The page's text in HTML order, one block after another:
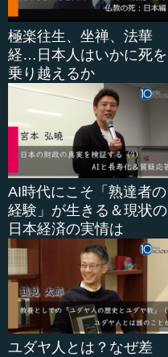
極楽往生、坐禅、法華
経…日本人はいかに死を
乗り越えるか
AI時代にこそ「熟達者の
経験」が生きる＆現状の
日本経済の実情は
ユダヤ人とは？なぜ差